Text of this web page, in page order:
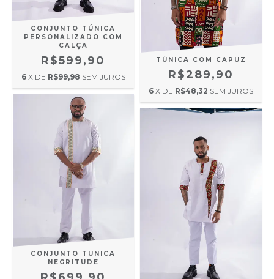
CONJUNTO TÚNICA
PERSONALIZADO COM
CALÇA
R$599,90
6 X DE R$99,98 SEM JUROS
TÚNICA COM CAPUZ
R$289,90
6 X DE R$48,32 SEM JUROS
CONJUNTO TUNICA
NEGRITUDE